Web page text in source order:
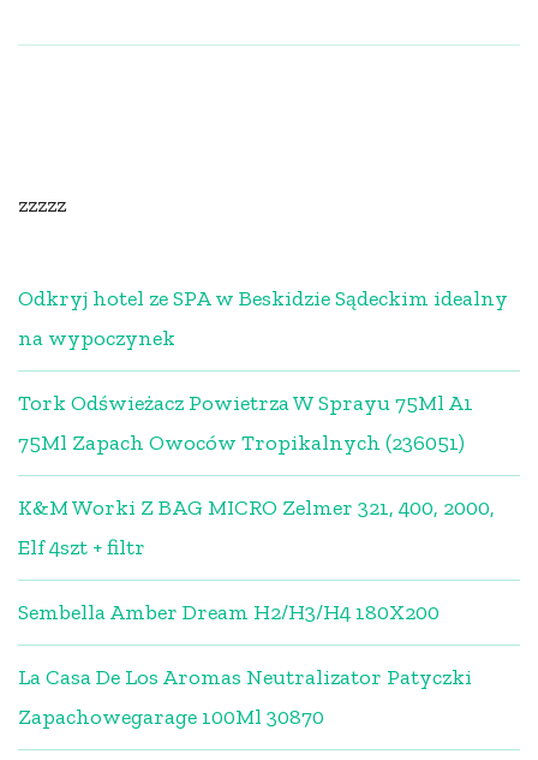
zzzzz
Odkryj hotel ze SPA w Beskidzie Sądeckim idealny
na wypoczynek
Tork Odświeżacz Powietrza W Sprayu 75Ml A1
75Ml Zapach Owoców Tropikalnych (236051)
K&M Worki Z BAG MICRO Zelmer 321, 400, 2000,
Elf 4szt + filtr
Sembella Amber Dream H2/H3/H4 180X200
La Casa De Los Aromas Neutralizator Patyczki
Zapachowegarage 100Ml 30870